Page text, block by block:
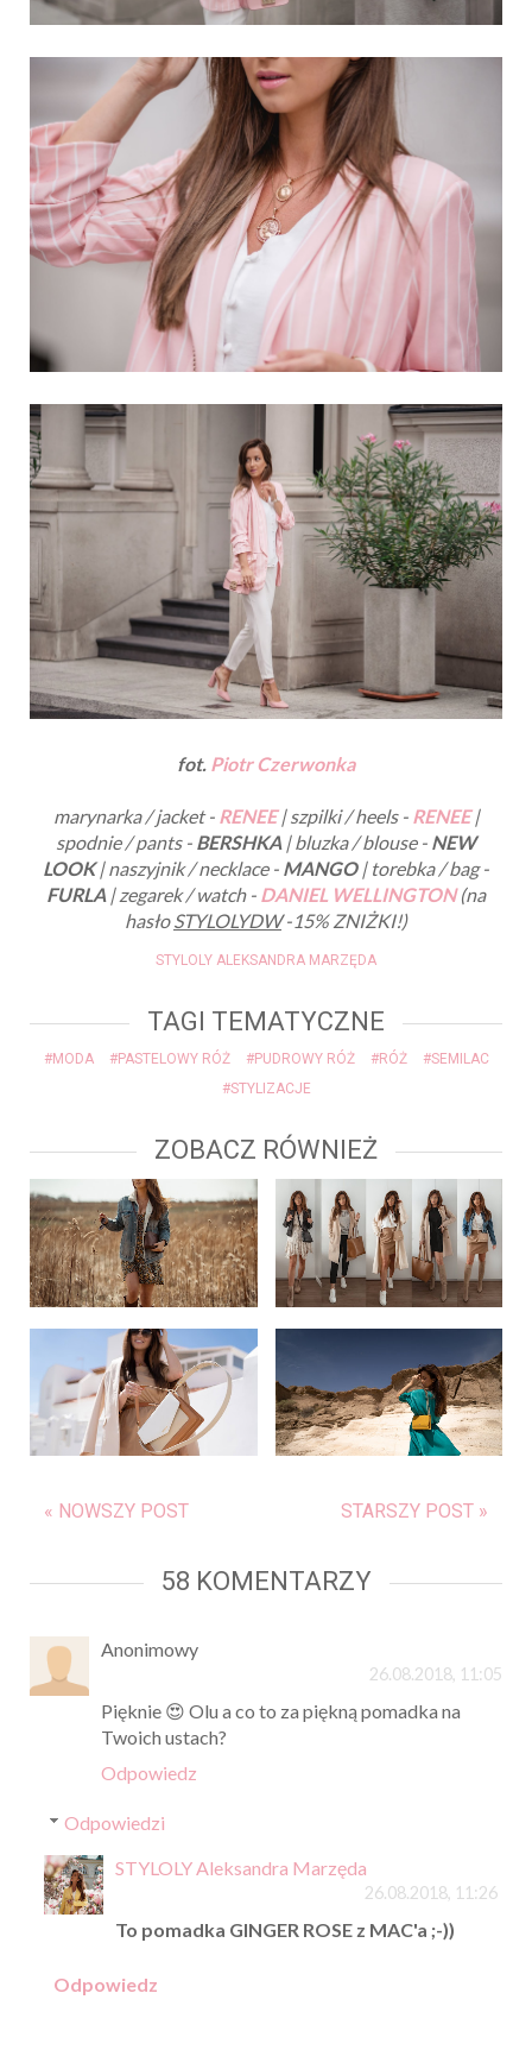
fot. Piotr Czerwonka
marynarka / jacket - RENEE| szpilki / heels - RENEE|
spodnie / pants - BERSHKA | bluzka / blouse - NEW
LOOK| naszyjnik / necklace - MANGO| torebka / bag -
FURLA | zegarek / watch - DANIEL WELLINGTON(na
hasłoSTYLOLYDW-15% ZNIŻKI!)
STYLOLY ALEKSANDRA MARZĘDA
TAGI TEMATYCZNE
#MODA #PASTELOWY RÓŻ #PUDROWY RÓŻ #RÓŻ
#SEMILAC
#STYLIZACJE
ZOBACZ RÓWNIEŻ
« NOWSZY POST STARSZY POST »
58 KOMENTARZY
Anonimowy
26.08.2018, 11:05
Pięknie 😍 Olu a co to za piękną pomadka na
Twoich ustach?
Odpowiedz
Odpowiedzi
STYLOLY Aleksandra Marzęda
26.08.2018, 11:26
To pomadka GINGER ROSE z MAC'a ;-))
Odpowiedz